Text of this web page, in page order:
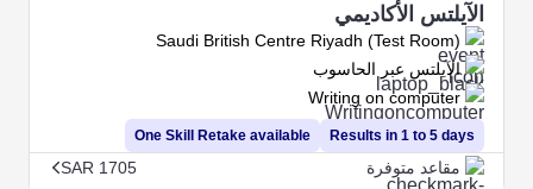
الآيلتس الأكاديمي
Saudi British Centre Riyadh (Test Room)
Results in 1 to 5 days
الآيلتس عبر الحاسوب
Writing on computer
One Skill Retake available
مقاعد متوفرة SAR 1705